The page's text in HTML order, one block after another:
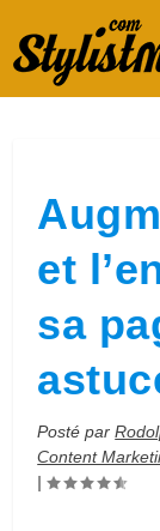
et
sa
Posté par
Content
|